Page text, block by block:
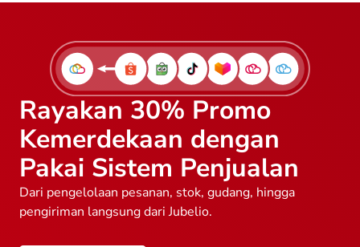
Rayakan 30% Promo
Kemerdekaan dengan
Pakai Sistem Penjualan
Dari pengelolaan pesanan, stok, gudang, hingga
pengiriman langsung dari Jubelio.